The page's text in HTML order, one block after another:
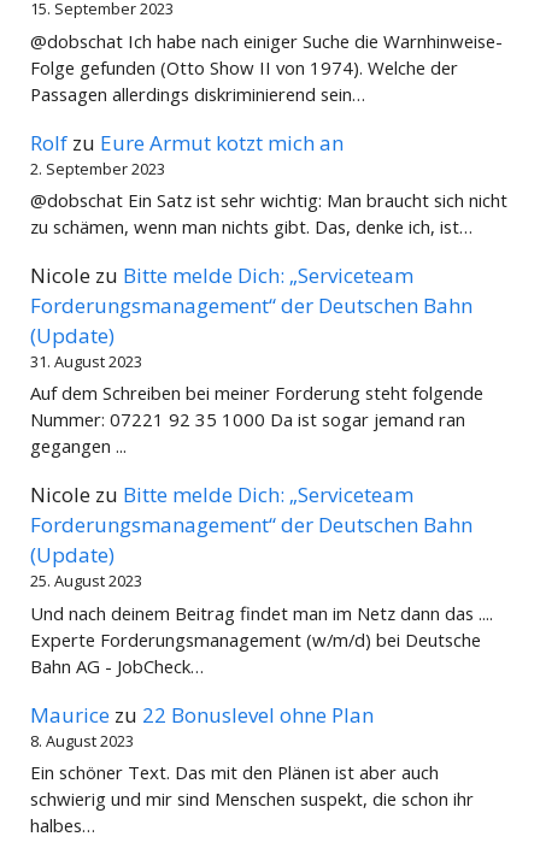
15. September 2023
@dobschat Ich habe nach einiger Suche die Warnhinweise-
Folge gefunden (Otto Show II von 1974). Welche der
Passagen allerdings diskriminierend sein…
Rolf zu Eure Armut kotzt mich an
2. September 2023
@dobschat Ein Satz ist sehr wichtig: Man braucht sich nicht
zu schämen, wenn man nichts gibt. Das, denke ich, ist…
Nicole zu Bitte melde Dich: „Serviceteam
Forderungsmanagement“ der Deutschen Bahn
(Update)
31. August 2023
Auf dem Schreiben bei meiner Forderung steht folgende
Nummer: 07221 92 35 1000 Da ist sogar jemand ran
gegangen ...
Nicole zu Bitte melde Dich: „Serviceteam
Forderungsmanagement“ der Deutschen Bahn
(Update)
25. August 2023
Und nach deinem Beitrag findet man im Netz dann das ....
Experte Forderungsmanagement (w/m/d) bei Deutsche
Bahn AG - JobCheck…
Maurice zu 22 Bonuslevel ohne Plan
8. August 2023
Ein schöner Text. Das mit den Plänen ist aber auch
schwierig und mir sind Menschen suspekt, die schon ihr
halbes…